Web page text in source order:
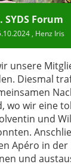
SYDS Forum
, Henz Iris
unsere
Diesmal
wo wir eine
und
Apéro in der
und